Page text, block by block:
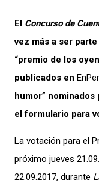
El Concurso de
vez más a ser
“premio de los
publicados en
humor”
el formulario para
La votación para el
próximo jueves
22.09.2017, durante